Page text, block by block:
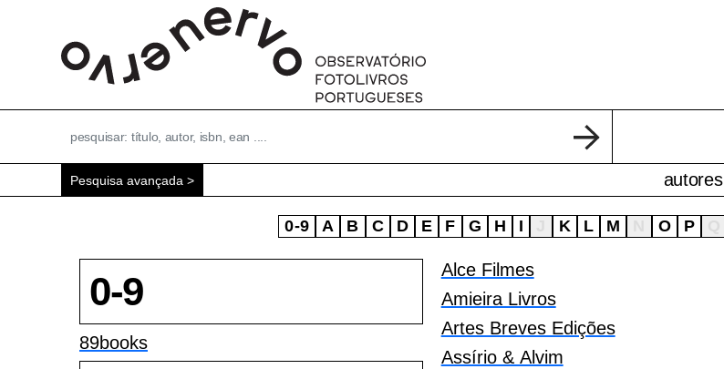
Pesquisa avançada autores
0-9 A B C D E F G H I K L M O P
0-9
89books
Alce Filmes
Amieira Livros
Artes Breves Edições
Assírio & Alvim